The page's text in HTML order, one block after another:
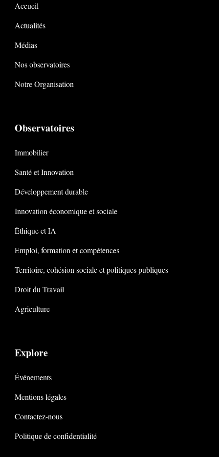
Accueil
Actualités
Médias
Nos observatoires
Notre Organisation
Observatoires
Immobilier
Santé et Innovation
Développement durable
Innovation économique et sociale
Éthique et IA
Emploi, formation et compétences
Territoire, cohésion sociale et politiques publiques
Droit du Travail
Agriculture
Explore
Événements
Mentions légales
Contactez-nous
Politique de confidentialité